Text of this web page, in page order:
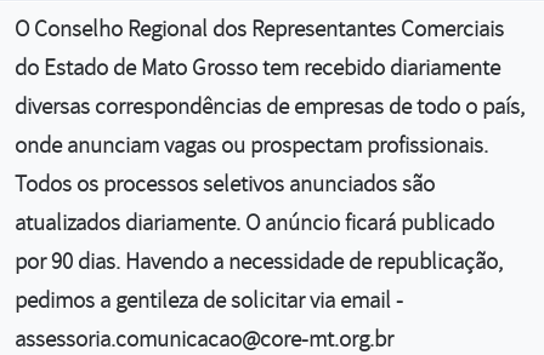
O Conselho Regional dos Representantes Comerciais
do Estado de Mato Grosso tem recebido diariamente
diversas correspondências de empresas de todo o país,
onde anunciam vagas ou prospectam profissionais.
Todos os processos seletivos anunciados são
atualizados diariamente. O anúncio ficará publicado
por 90 dias. Havendo a necessidade de republicação,
pedimos a gentileza de solicitar via email -
assessoria.comunicacao@core-mt.org.br